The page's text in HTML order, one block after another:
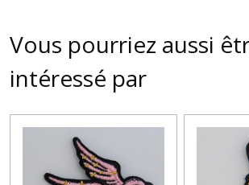
Vous pourriez aussi
intéressé par